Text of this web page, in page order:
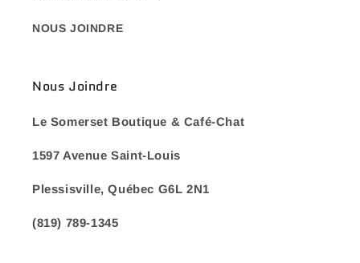
NOUS JOINDRE
Nous Joindre
Le Somerset Boutique & Café-Chat
1597 Avenue Saint-Louis
Plessisville, Québec G6L 2N1
(819) 789-1345